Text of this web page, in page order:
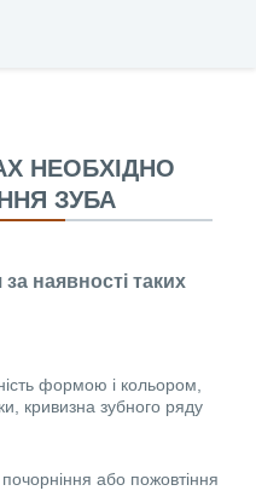
НЕОБХІДНО
ЗУБА
наявності таких
формою і кольором,
кривизна зубного ряду
або пожовтіння